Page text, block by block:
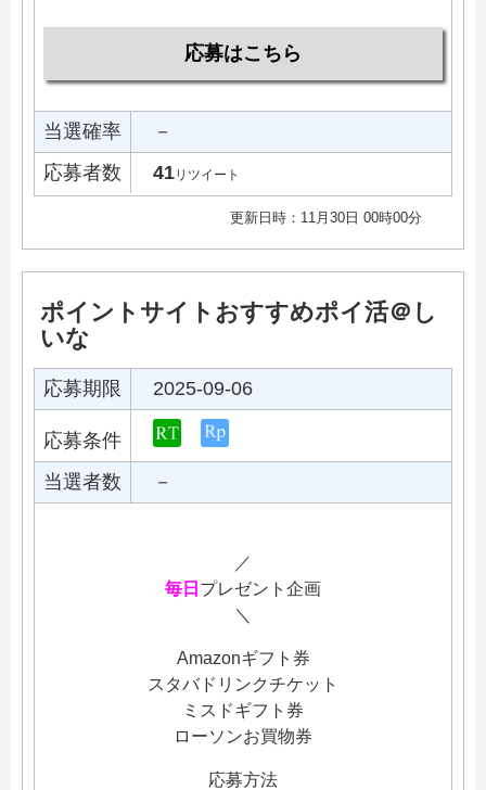
応募はこちら
当選確率
－
応募者数
41リツイート
更新日時：11月30日 00時00分
ポイントサイトおすすめポイ活＠し
いな
応募期限 2025-09-06
応募条件
当選者数
－
／
毎日 プレゼント企画
＼
Amazonギフト券
スタバドリンクチケット
ミスドギフト券
ローソンお買物券
応募方法